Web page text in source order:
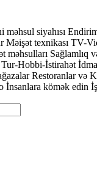
məhsul siyahısı
Məişət texnikası TV-
məhsulları Sağlamlıq
Tur-Hobbi-İstirahət
Restoranlar və
İnsanlara kömək edin